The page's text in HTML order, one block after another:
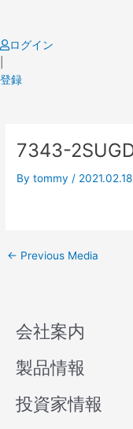
content
ログイン
登録
7343-
Bytommy / 2021.02.18
navigation
← Previous Media
会社案内
製品情報
投資家情報